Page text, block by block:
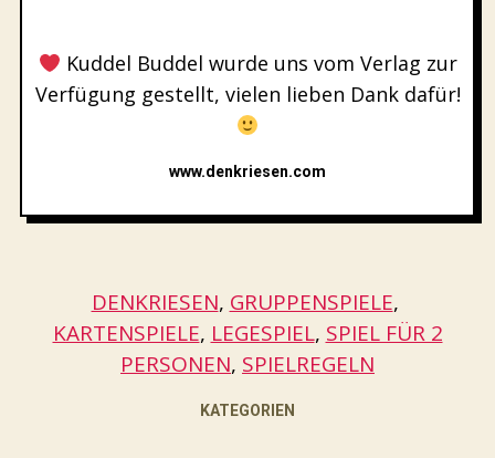
Kuddel Buddel wurde uns vom Verlag zur
Verfügung gestellt, vielen lieben Dank dafür!
www.denkriesen.com
DENKRIESEN, GRUPPENSPIELE
KARTENSPIELE, LEGESPIEL, SPIEL FÜR 2
PERSONEN, SPIELREGELN
KATEGORIEN